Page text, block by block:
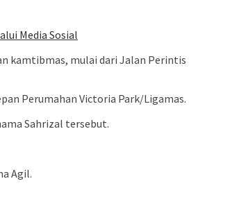
Media Sosial
kamtibmas, mulai dari Jalan Perintis
Perumahan Victoria Park/Ligamas.
Sahrizal tersebut.
Agil.